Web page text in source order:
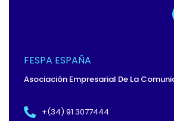
FESPA ESPAÑA
Asociación Empresarial De La
+(34) 91 3077444